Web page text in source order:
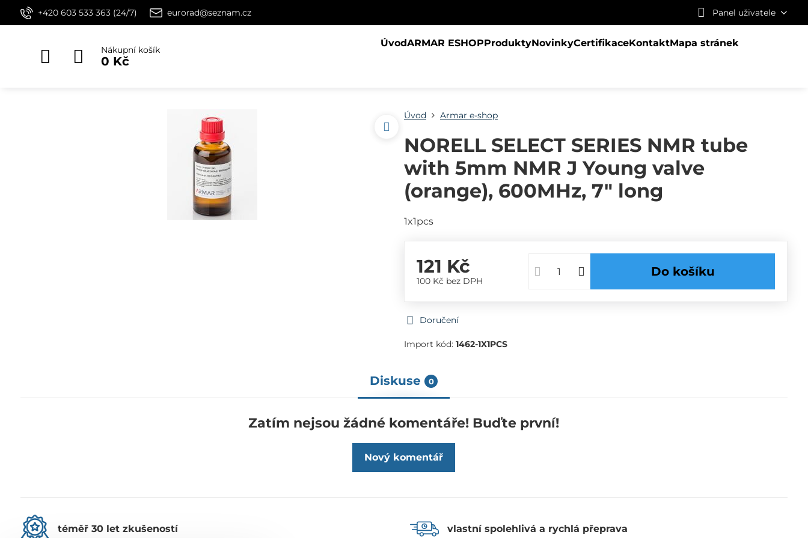
+420 603 533 363 (24/7) eurorad@seznam.cz Panel uživatele
Nákupní košík
0 Kč
ÚvodARMAR ESHOPProduktyNovinkyCertifikaceKontaktMapa stránek
Úvod Armar e-shop
NORELL SELECT SERIES NMR tube
with 5mm NMR J Young valve
(orange), 600MHz, 7" long
1x1pcs
121 Kč
100 Kč bez DPH
Do košíku
Doručení
Import kód: 1462-1X1PCS
Diskuse 0
Zatím nejsou žádné komentáře! Buďte první!
Nový komentář
téměř 30 let zkušeností vlastní spolehlivá a rychlá přeprava